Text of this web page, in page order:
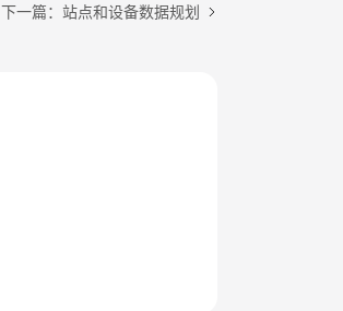
下一篇：站点和设备数据规划